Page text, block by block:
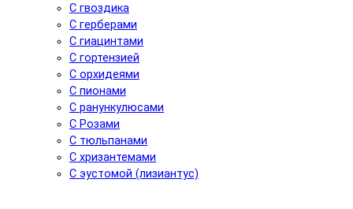
С гвоздика
С герберами
С гиацинтами
С гортензией
С орхидеями
С пионами
С ранункулюсами
С Розами
С тюльпанами
С хризантемами
С эустомой (лизиантус)